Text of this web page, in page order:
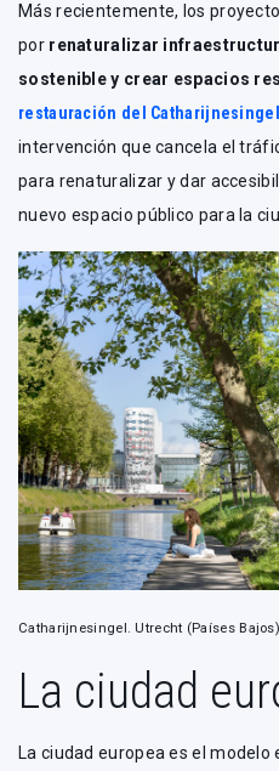
Más recientemente, los
por renaturalizar
sostenible y crear espacios
restauración del Catharijnesingel
intervención que cancela el
para renaturalizar y dar
nuevo espacio público para la
Catharijnesingel. Utrecht (Países
La ciudad
La ciudad europea es el